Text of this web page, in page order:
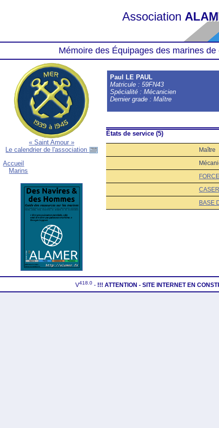
Association
Mémoire des Équipages des marines
« Saint Amour »
Le calendrier de l'association
Accueil
Marins
Paul LE PAUL
Matricule : 59FN43
Spécialité : Mécanicien
Dernier grade : Maître
États de service (5)
Maître
BASE
V418.0 - !!! ATTENTION - SITE INTERNET EN